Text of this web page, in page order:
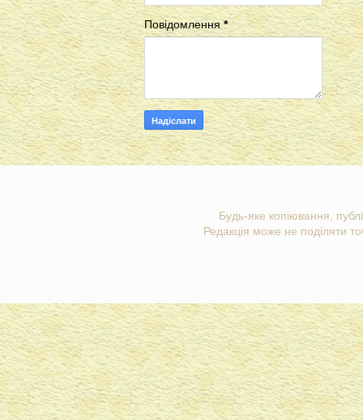
Повідомлення*
Будь-яке копіювання,
Редакція може не поділяти